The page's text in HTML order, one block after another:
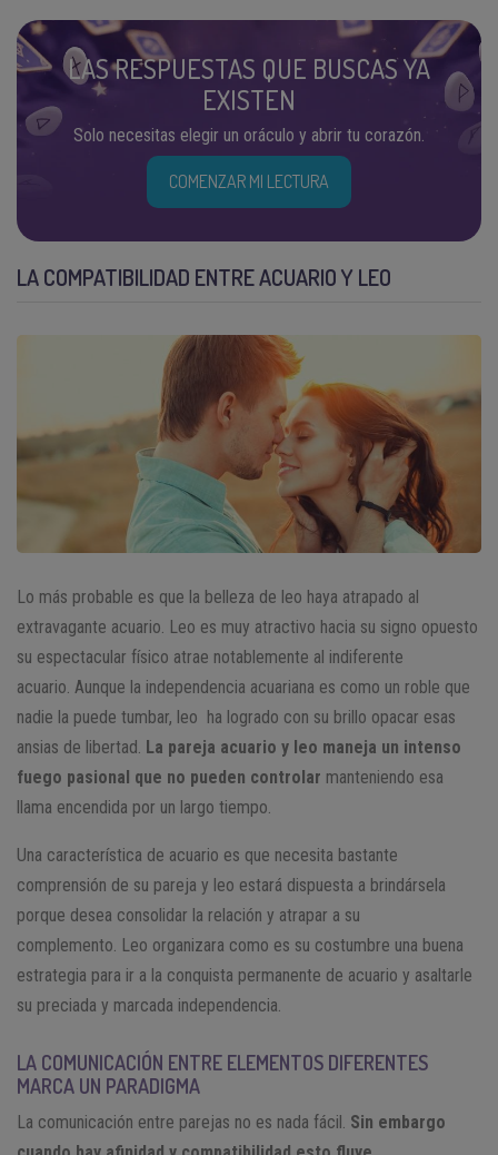
LAS RESPUESTAS QUE BUSCAS YA
EXISTEN
Solo necesitas elegir un oráculo y abrir tu corazón.
COMENZAR MI LECTURA
LA COMPATIBILIDAD ENTRE ACUARIO Y LEO
Lo más probable es que la belleza de leo haya atrapado al
extravagante acuario. Leo es muy atractivo hacia su signo opuesto
su espectacular físico atrae notablemente al indiferente
acuario. Aunque la independencia acuariana es como un roble que
nadie la puede tumbar, leo ha logrado con su brillo opacar esas
ansias de libertad. La pareja acuario y leo maneja un intenso
fuego pasional que no pueden controlar manteniendo esa
llama encendida por un largo tiempo.
Una característica de acuario es que necesita bastante
comprensión de su pareja y leo estará dispuesta a brindársela
porque desea consolidar la relación y atrapar a su
complemento. Leo organizara como es su costumbre una buena
estrategia para ir a la conquista permanente de acuario y asaltarle
su preciada y marcada independencia.
LA COMUNICACIÓN ENTRE ELEMENTOS DIFERENTES
MARCA UN PARADIGMA
La comunicación entre parejas no es nada fácil. Sin embargo